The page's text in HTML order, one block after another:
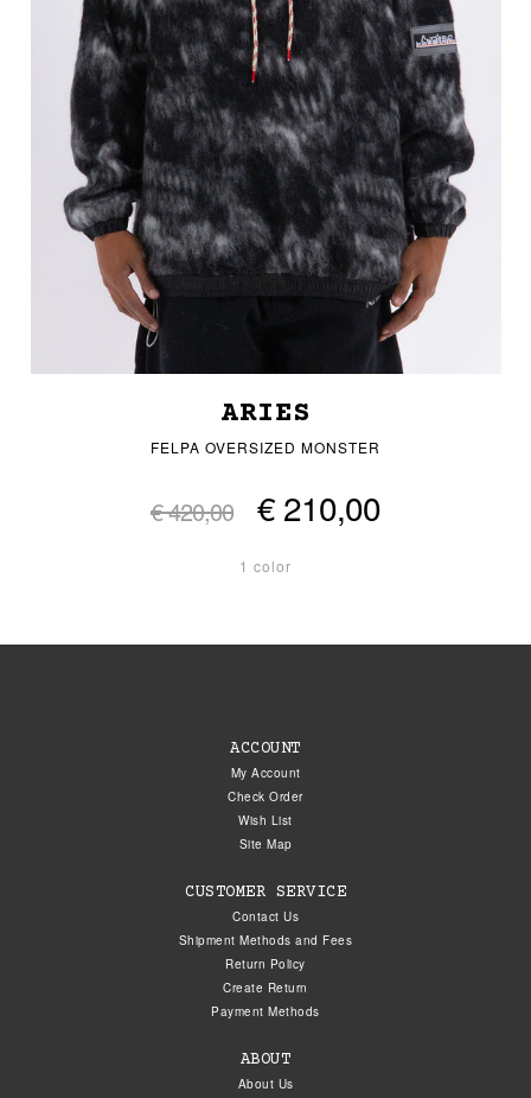
ARIES
FELPA OVERSIZED MONSTER
€ 420,00 € 210,00
1 color
ACCOUNT
My Account
Check Order
Wish List
Site Map
CUSTOMER SERVICE
Contact Us
Shipment Methods and Fees
Return Policy
Create Return
Payment Methods
ABOUT
About Us